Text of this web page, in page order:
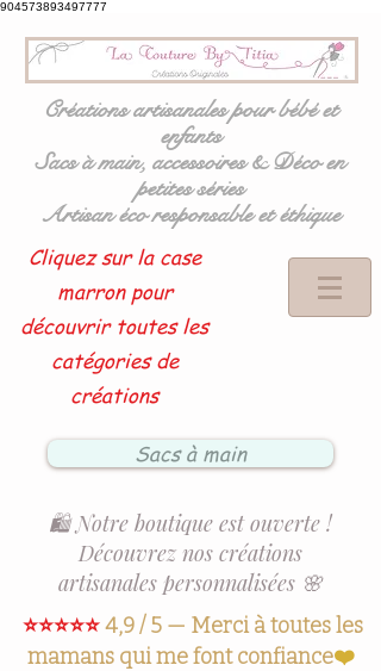
904573893497777
Créations artisanales pour bébé et
enfants
Sacs à main, accessoires & Déco en
petites séries
Artisan éco responsable et éthique
Cliquez sur la case
marron pour
découvrir toutes les
catégories de
créations
Sacs à main
🛍️ Notre boutique est ouverte !
Découvrez nos créations
artisanales personnalisées 🌸
⭐⭐⭐⭐⭐4,9 / 5 — Merci à toutes les
mamans qui me font confiance❤️